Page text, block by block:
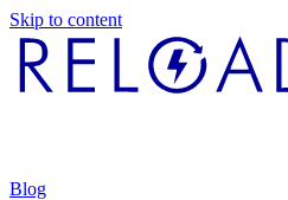
Skip to content
Blog